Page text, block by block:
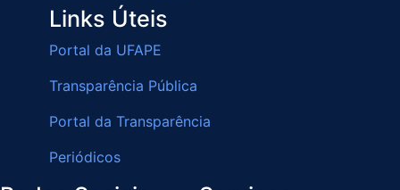
Links Úteis
Portal da UFAPE
Transparência Pública
Portal da Transparência
Periódicos